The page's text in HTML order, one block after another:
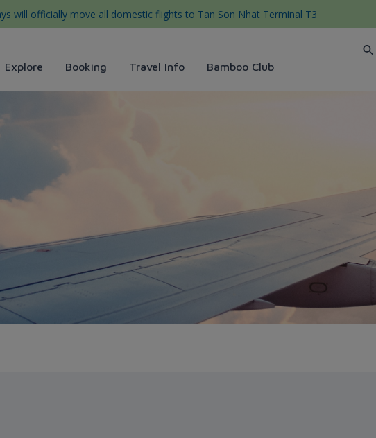
will officially move all domestic flights to Tan Son Nhat Terminal T3
Explore Booking Travel Info Bamboo Club